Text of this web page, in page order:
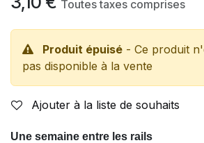
Toutes taxes comprises
Produit épuisé - Ce produit
pas disponible à la vente
Ajouter à la liste de souhaits
Une semaine entre les rails